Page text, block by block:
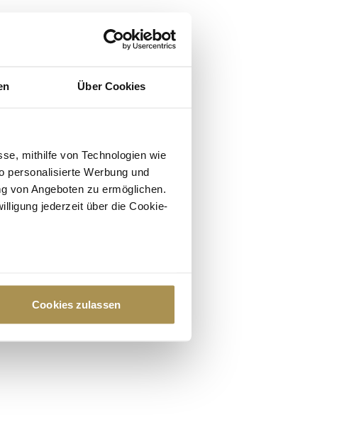
Über Cookies
mithilfe von Technologien wie
personalisierte Werbung und
von Angeboten zu ermöglichen.
jederzeit über die Cookie-
Ihre Präferenzen im
Medien anbieten zu können
Ihrer Verwendung unserer
führen diese Informationen
sie im Rahmen Ihrer Nutzung
Cookies zulassen